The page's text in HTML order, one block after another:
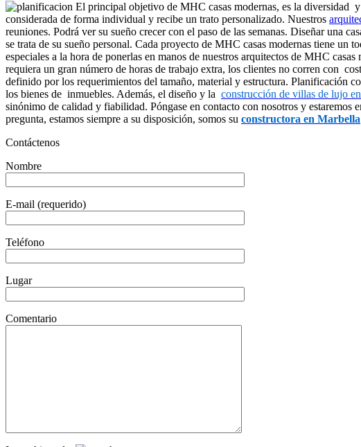
El principal objetivo de MHC casas modernas, es la diversidad
considerada de forma individual y recibe un trato personalizado. Nuestros
reuniones. Podrá ver su sueño crecer con el paso de las semanas. Diseñar una
se trata de su sueño personal. Cada proyecto de MHC casas modernas tiene un
especiales a la hora de ponerlas en manos de nuestros arquitectos de MHC casas
requiera un gran número de horas de trabajo extra, los clientes no corren con
definido por los requerimientos del tamaño, material y estructura. Planificación
los bienes de inmuebles. Además, el diseño y la construcción de villas de lujo
sinónimo de calidad y fiabilidad. Póngase en contacto con nosotros y
pregunta, estamos siempre a su disposición, somos su constructora en Marbella
Contáctenos
Nombre
E-mail (requerido)
Teléfono
Lugar
Comentario